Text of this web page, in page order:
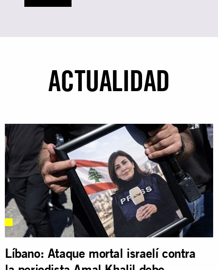
ACTUALIDAD
Líbano: Ataque mortal israelí contra